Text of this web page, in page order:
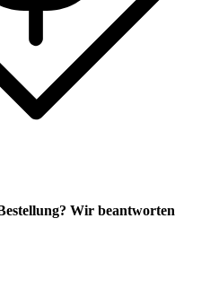
Wir beantworten